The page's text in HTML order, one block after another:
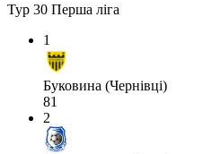
Тур 30 Перша ліга
1
Буковина (Чернівці)
81
2